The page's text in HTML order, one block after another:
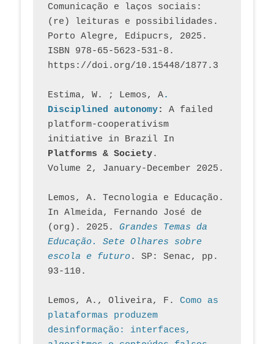
Comunicação e laços sociais:
(re) leituras e possibilidades.
Porto Alegre, Edipucrs, 2025.
ISBN 978-65-5623-531-8.
https://doi.org/10.15448/1877.3
Estima, W. ; Lemos, A.
Disciplined autonomy: A failed
platform-cooperativism
initiative in Brazil In
Platforms & Society.
Volume 2, January-December 2025.
Lemos, A. Tecnologia e Educação.
In Almeida, Fernando José de
(org). 2025. Grandes Temas da
Educação. Sete Olhares sobre
escola e futuro. SP: Senac, pp.
93-110.
Lemos, A., Oliveira, F. Como as
plataformas produzem
desinformação: interfaces,